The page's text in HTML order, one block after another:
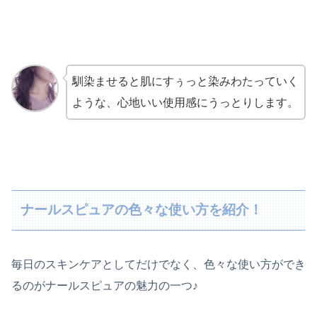
馴染ませると肌にすぅっと染みわたっていく
ような、心地いい使用感にうっとりします。
ナールスピュアの色々な使い方を紹介！
毎日のスキンケアとしてだけでなく、色々な使い方ができ
るのがナールスピュアの魅力の一つ♪